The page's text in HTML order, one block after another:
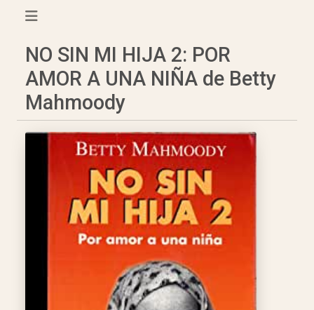
NO SIN MI HIJA 2: POR
AMOR A UNA NIÑA de Betty
Mahmoody